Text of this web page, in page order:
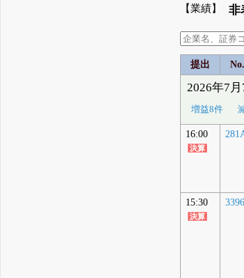
【業績】 非
提出 No.
2026年7
増益8件
16:00
15:30 3396